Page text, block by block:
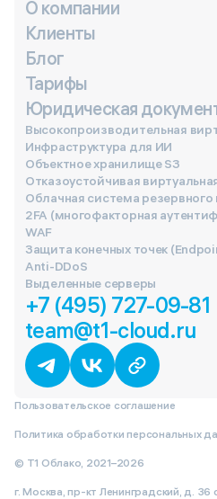
О компании
Клиенты
Блог
Тарифы
Юридическая
Высокопроизводительная
Инфраструктура для ИИ
Объектное хранилище S3
Отказоустойчивая
Облачная система резервного
2FA (многофакторная
WAF
Защита конечных точек
Anti-DDoS
Выделенные серверы
+7 (495) 727-09-81
team@t1-cloud.ru
Пользовательское соглашение
Политика обработки персональных
© Т1 Облако, 2021–2026
г. Москва, пр-кт Ленинградский, д.